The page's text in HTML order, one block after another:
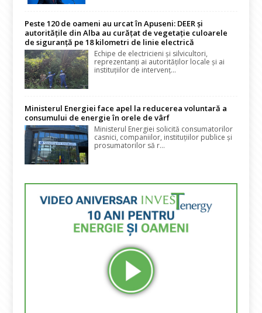
Peste 120 de oameni au urcat în Apuseni: DEER și
autoritățile din Alba au curățat de vegetație culoarele
de siguranță pe 18 kilometri de linie electrică
Echipe de electricieni și silvicultori,
reprezentanți ai autorităților locale și ai
instituțiilor de intervenț...
Ministerul Energiei face apel la reducerea voluntară a
consumului de energie în orele de vârf
Ministerul Energiei solicită consumatorilor
casnici, companiilor, instituțiilor publice și
prosumatorilor să r...